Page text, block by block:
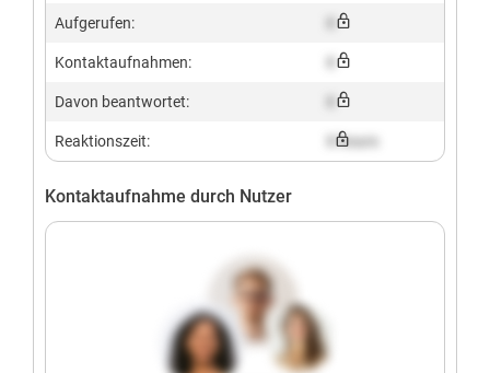
Aufgerufen:
Kontaktaufnahmen:
Davon beantwortet:
Reaktionszeit: X hours
Kontaktaufnahme durch Nutzer